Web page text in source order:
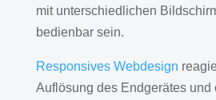
mit unterschiedlichen
bedienbar sein.
Responsives Webdesign
Auflösung des Endgerätes und